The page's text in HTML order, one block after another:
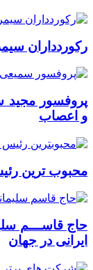
رکوردداران
پروفسور مجید
و اعصاب
محبوب ترین
حاج قاســـم
ایرانی در جهان